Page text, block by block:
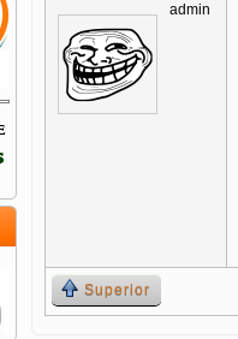
admin
Superior